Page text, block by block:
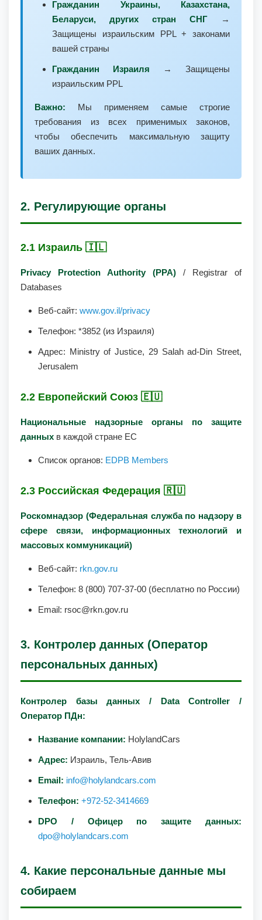
Гражданин Украины, Казахстана,
Беларуси, других стран СНГ →
Защищены израильским PPL + законами
вашей страны
Гражданин Израиля → Защищены
израильским PPL
Важно: Мы применяем самые строгие
требования из всех применимых законов,
чтобы обеспечить максимальную защиту
ваших данных.
2. Регулирующие органы
2.1 Израиль 🇮🇱
Privacy Protection Authority (PPA) / Registrar of
Databases
Веб-сайт: www.gov.il/privacy
Телефон: *3852 (из Израиля)
Адрес: Ministry of Justice, 29 Salah ad-Din Street,
Jerusalem
2.2 Европейский Союз 🇪🇺
Национальные надзорные органы по защите
данных в каждой стране ЕС
Список органов: EDPB Members
2.3 Российская Федерация 🇷🇺
Роскомнадзор (Федеральная служба по надзору в
сфере связи, информационных технологий и
массовых коммуникаций)
Веб-сайт: rkn.gov.ru
Телефон: 8 (800) 707-37-00 (бесплатно по России)
Email: rsoc@rkn.gov.ru
3. Контролер данных (Оператор
персональных данных)
Контролер базы данных / Data Controller /
Оператор ПДн:
Название компании: HolylandCars
Адрес: Израиль, Тель-Авив
Email: info@holylandcars.com
Телефон: +972-52-3414669
DPO / Офицер по защите данных:
dpo@holylandcars.com
4. Какие персональные данные мы
собираем